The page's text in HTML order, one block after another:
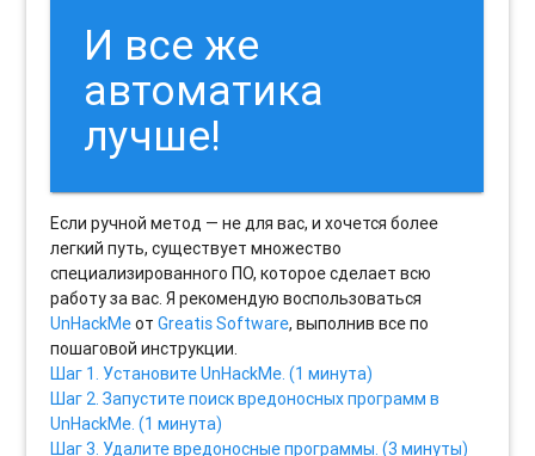
И все же
автоматика
лучше!
Если ручной метод — не для вас, и хочется более
легкий путь, существует множество
специализированного ПО, которое сделает всю
работу за вас. Я рекомендую воспользоваться
UnHackMeотGreatis Software, выполнив все по
пошаговой инструкции.
Шаг 1. Установите UnHackMe. (1 минута)
Шаг 2. Запустите поиск вредоносных программ в
UnHackMe. (1 минута)
Шаг 3. Удалите вредоносные программы. (3 минуты)